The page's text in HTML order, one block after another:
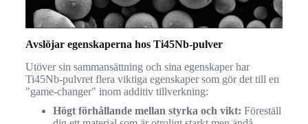
Avslöjar egenskaperna hos Ti45Nb-pulver
Utöver sin sammansättning och sina egenskaper har
Ti45Nb-pulvret flera viktiga egenskaper som gör det till en
"game-changer" inom additiv tillverkning:
Högt förhållande mellan styrka och vikt: Föreställ